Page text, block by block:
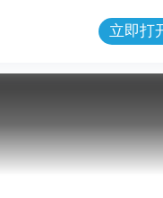
立即打